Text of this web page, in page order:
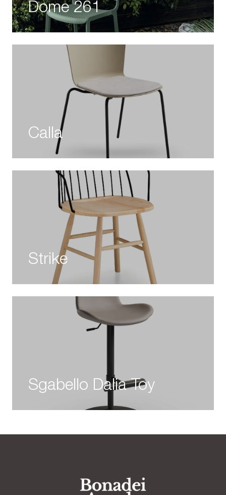
Dome 261
Calla
Strike
Sgabello Dalia Toy